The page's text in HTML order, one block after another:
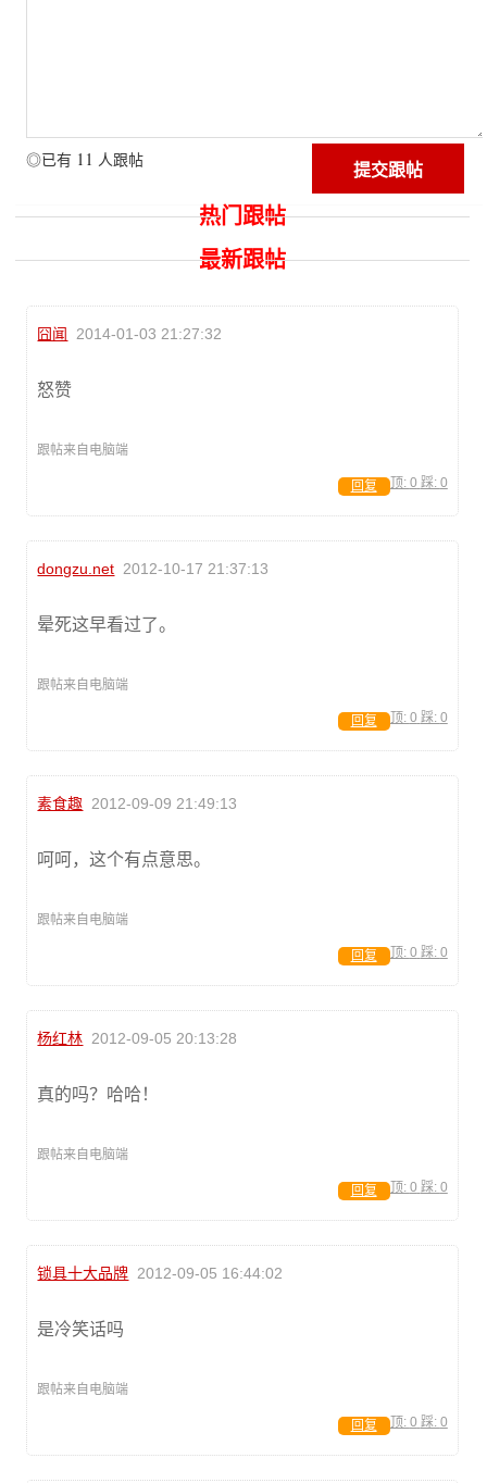
◎已有 11 人跟帖
热门跟帖
最新跟帖
囧闻 2014-01-03 21:27:32
怒赞
跟帖来自电脑端
顶: 0 踩: 0
回复
dongzu.net 2012-10-17 21:37:13
晕死这早看过了。
跟帖来自电脑端
顶: 0 踩: 0
回复
素食趣 2012-09-09 21:49:13
呵呵，这个有点意思。
跟帖来自电脑端
顶: 0 踩: 0
回复
杨红林 2012-09-05 20:13:28
真的吗？哈哈！
跟帖来自电脑端
顶: 0 踩: 0
回复
锁具十大品牌 2012-09-05 16:44:02
是冷笑话吗
跟帖来自电脑端
顶: 0 踩: 0
回复